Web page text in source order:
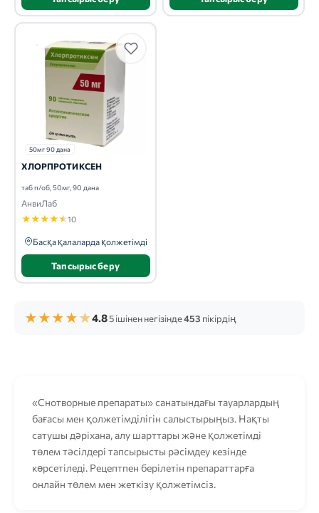
50мг 90 дана
ХЛОРПРОТИКСЕН
таб п/об, 50мг, 90 дана
АнвиЛаб
★★★★★10
Басқа қалаларда қолжетімді
Тапсырыс беру
★★★★★4.85 ішінен негізінде453 пікірдің
«Снотворные препараты» санатындағы тауарлардың
бағасы мен қолжетімділігін салыстырыңыз. Нақты
сатушы дәріхана, алу шарттары және қолжетімді
төлем тәсілдері тапсырысты рәсімдеу кезінде
көрсетіледі. Рецептпен берілетін препараттарға
онлайн төлем мен жеткізу қолжетімсіз.